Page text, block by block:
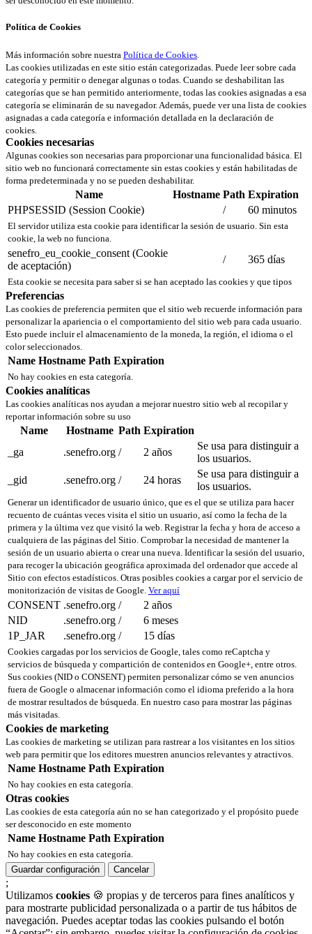
Política de Cookies
Más información sobre nuestra Política de Cookies.
Las cookies utilizadas en este sitio están categorizadas. Puede leer sobre cada
categoría y permitir o denegar algunas o todas. Cuando se deshabilitan las
categorías que se han permitido anteriormente, todas las cookies asignadas a esa
categoría se eliminarán de su navegador. Además, puede ver una lista de cookies
asignadas a cada categoría e información detallada en la declaración de
cookies.
Cookies necesarias
Algunas cookies son necesarias para proporcionar una funcionalidad básica. El
sitio web no funcionará correctamente sin estas cookies y están habilitadas de
forma predeterminada y no se pueden deshabilitar.
Name Hostname Path Expiration
PHPSESSID (Session Cookie)
/ 60 minutos
El servidor utiliza esta cookie para identificar la sesión de usuario. Sin esta
cookie, la web no funciona.
senefro_eu_cookie_consent (Cookie
de aceptación)
/ 365 días
Esta cookie se necesita para saber si se han aceptado las cookies y que tipos
Preferencias
Las cookies de preferencia permiten que el sitio web recuerde información para
personalizar la apariencia o el comportamiento del sitio web para cada usuario.
Esto puede incluir el almacenamiento de la moneda, la región, el idioma o el
color seleccionados.
Name Hostname Path Expiration
No hay cookies en esta categoría.
Cookies analíticas
Las cookies analíticas nos ayudan a mejorar nuestro sitio web al recopilar y
reportar información sobre su uso
Name Hostname Path Expiration
_ga
.senefro.org / 2 años
Se usa para distinguir a
los usuarios.
_gid
.senefro.org / 24 horas
Se usa para distinguir a
los usuarios.
Generar un identificador de usuario único, que es el que se utiliza para hacer
recuento de cuántas veces visita el sitio un usuario, así como la fecha de la
primera y la última vez que visitó la web. Registrar la fecha y hora de acceso a
cualquiera de las páginas del Sitio. Comprobar la necesidad de mantener la
sesión de un usuario abierta o crear una nueva. Identificar la sesión del usuario,
para recoger la ubicación geográfica aproximada del ordenador que accede al
Sitio con efectos estadísticos. Otras posibles cookies a cargar por el servicio de
monitorización de visitas de Google. Ver aquí
CONSENT .senefro.org /
2 años
NID
.senefro.org /
6 meses
1P_JAR
.senefro.org / 15 días
Cookies cargadas por los servicios de Google, tales como reCaptcha y
servicios de búsqueda y compartición de contenidos en Google+, entre otros.
Sus cookies (NID o CONSENT) permiten personalizar cómo se ven anuncios
fuera de Google o almacenar información como el idioma preferido a la hora
de mostrar resultados de búsqueda. En nuestro caso para mostrar las páginas
más visitadas.
Cookies de marketing
Las cookies de marketing se utilizan para rastrear a los visitantes en los sitios
web para permitir que los editores muestren anuncios relevantes y atractivos.
Name Hostname Path Expiration
No hay cookies en esta categoría.
Otras cookies
Las cookies de esta categoría aún no se han categorizado y el propósito puede
ser desconocido en este momento
Name Hostname Path Expiration
No hay cookies en esta categoría.
Guardar configuración
Cancelar
;
Utilizamos cookies 🍪 propias y de terceros para fines analíticos y
para mostrarte publicidad personalizada o a partir de tus hábitos de
navegación. Puedes aceptar todas las cookies pulsando el botón